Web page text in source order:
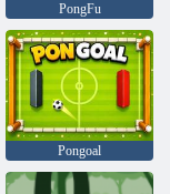
PongFu
Pongoal